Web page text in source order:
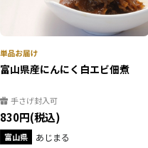
富山県産にんにく白エビ佃煮
手さげ封入可
830円(税込)
富山県 あじまる